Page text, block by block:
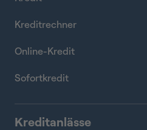
Kreditrechner
Online-Kredit
Sofortkredit
Kreditanlässe